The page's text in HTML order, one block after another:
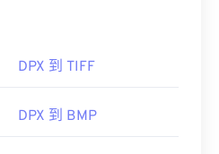
费的、多平台的
是Pdplayer。
DPX 到 TIFF
DPX 到 BMP